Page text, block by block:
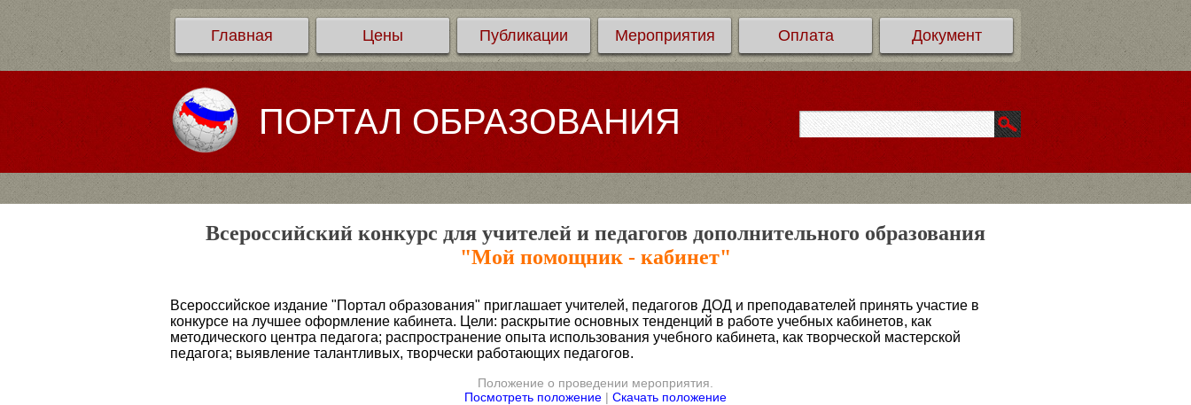
Главная Цены Публикации Мероприятия Оплата Документ
ПОРТАЛ ОБРАЗОВАНИЯ
Всероссийский конкурс для учителей и педагогов дополнительного образования
"Мой помощник - кабинет"
Всероссийское издание "Портал образования" приглашает учителей, педагогов ДОД и преподавателей принять участие в
конкурсе на лучшее оформление кабинета. Цели: раскрытие основных тенденций в работе учебных кабинетов, как
методического центра педагога; распространение опыта использования учебного кабинета, как творческой мастерской
педагога; выявление талантливых, творчески работающих педагогов.
Положение о проведении мероприятия.
Посмотреть положение | Скачать положение